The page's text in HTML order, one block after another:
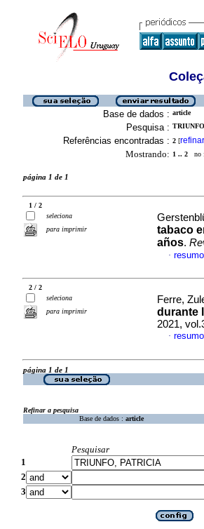
Base de dados : article
Pesquisa :
Referências encontradas : 2 [refinar
Mostrando: 1 .. 2 no
página 1 de 1
1 / 2
seleciona
para imprimir
tabaco
años.
·
2 / 2
seleciona
para imprimir
Ferre,
durante
2021,
·
página 1 de 1
Refinar a pesquisa
Base de dados : article
Pesquisar
1
2
3